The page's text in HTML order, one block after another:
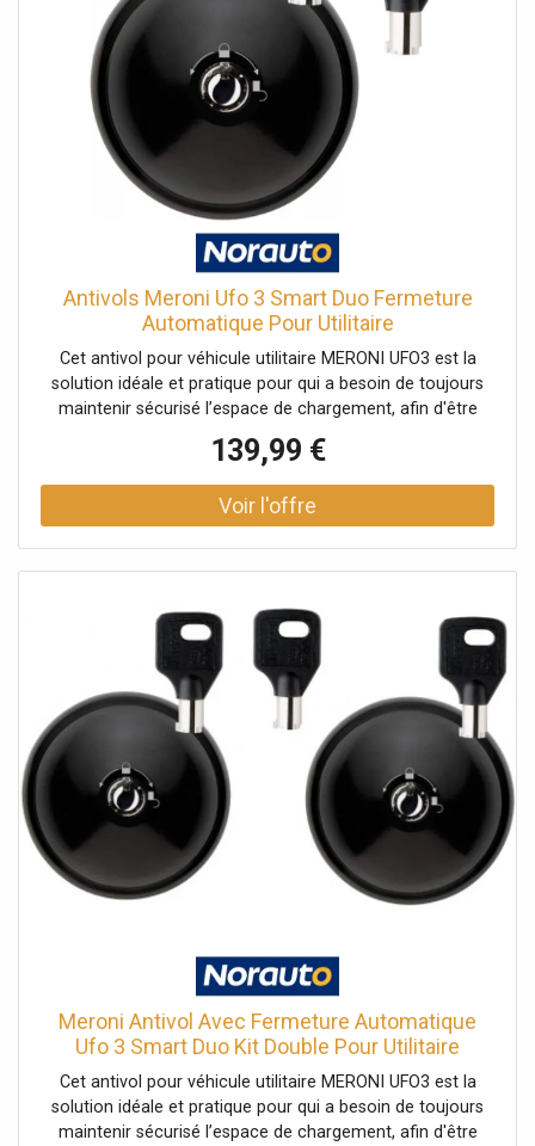
déverrouiller le cadenas utilitaire en cas où le conducteur
resterais involontairement bloquer à l'intérieur. Comprend
le kit de montage complet. Les antivols vous sont fournis
avec 3 clés identiques qui ouvrent les deux serrures.
Antivols Meroni Ufo 3 Smart Duo Fermeture
Automatique Pour Utilitaire
Cet antivol pour véhicule utilitaire MERONI UFO3 est la
solution idéale et pratique pour qui a besoin de toujours
maintenir sécurisé l’espace de chargement, afin d'être
protégé des vols de marchandises ou encore des
attaques de masses. Il contient une serrure de sûreté fixe,
installable aussi bien sur la porte arrière que sur la porte
coulissante latérale. Cet antivol permet de sécuriser à la
fixation sont en acier. De plus, l'antivol UFO3 se vérouille
par simple claquement de porte, par fermeture
automatique. Vous n'aurez donc pas besoin de clé pour
activer la fermeture. Une clé avec plus de 250 000
combinaisons possible vous permet d'ouvrir cet antivol.
Les fixations sont protéfées par billes en acier cémenté.
Comprend le kit de montage complet. Cet antivol vous est
fourni avec 2 clés identiques .
139,99 €
Meroni Antivol Avec Fermeture Automatique
Ufo 3 Smart Duo Kit Double Pour Utilitaire
Cet antivol pour véhicule utilitaire MERONI UFO3 est la
solution idéale et pratique pour qui a besoin de toujours
maintenir sécurisé l’espace de chargement, afin d'être